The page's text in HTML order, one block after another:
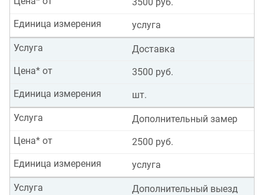
услуга
Единица измерения
Доставка
Услуга
3500 руб.
Цена* от
шт.
Единица измерения
Дополнительный замер
Услуга
2500 руб.
Цена* от
услуга
Единица измерения
Дополнительный выезд
Услуга